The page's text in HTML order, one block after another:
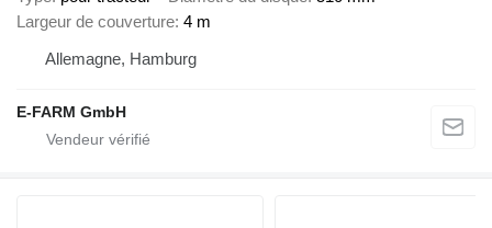
Largeur de couverture 4 m
Allemagne, Hamburg
E-FARM GmbH